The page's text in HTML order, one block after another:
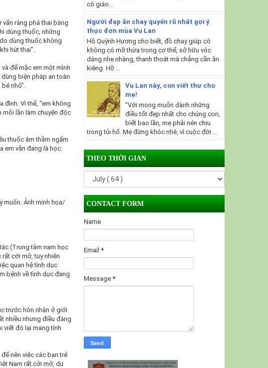
vấn rằng phá thai bằng
dùng thuốc, những
dùng thuốc không
hút thai”.
để mặc em một mình
biện pháp an toàn
nhỏ”.
đình. Vì thế, “em không
mỗi lần làm chuyện độc
thuốc âm thầm ngấm
em vẫn đang là học
muốn. Ảnh minh họa/
(Trung tâm nam học
cới mở, tuy nhiên
quan hệ tình dục
bệnh về tình dục đang
trước hôn nhân ở giới
nhiều nhưng điều đáng
viết đó lại mang tính
nên việc các bạn trẻ
Nam rất cởi mở, du
cô giáo...
Người đẹp ăn chay quyến rũ nhất gợi ý
thực đơn mùa Vu Lan
Hồ Quỳnh Hương cho biết, đồ chay giúp cô
không có mỡ thừa trong cơ thể, sở hữu vóc
dáng nhẹ nhàng, thanh thoát mà chẳng cần ăn
kiêng. Hồ ...
Vu Lan này, con viết thư cho
mẹ!
"Với mong muốn dành những
điều tốt đẹp nhất cho chúng con,
biết bao lần, mẹ phải nén chịu
trong tủi hổ. Mẹ đừng khóc nhé, vì cuộc đời ...
THEO THỜI GIAN
CONTACT FORM
Name
Email *
Message *